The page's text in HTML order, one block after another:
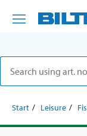
Start Leisure